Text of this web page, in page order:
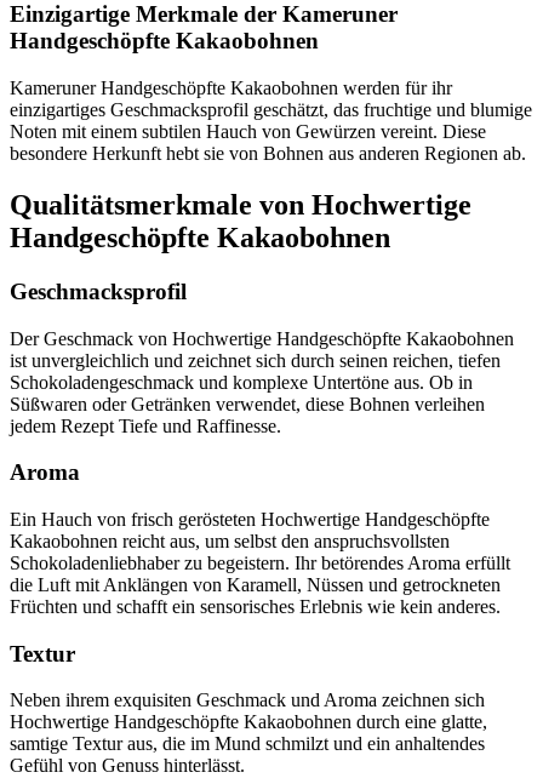
Einzigartige Merkmale der Kameruner
Handgeschöpfte Kakaobohnen
Kameruner Handgeschöpfte Kakaobohnen werden für ihr
einzigartiges Geschmacksprofil geschätzt, das fruchtige und blumige
Noten mit einem subtilen Hauch von Gewürzen vereint. Diese
besondere Herkunft hebt sie von Bohnen aus anderen Regionen ab.
Qualitätsmerkmale von Hochwertige
Handgeschöpfte Kakaobohnen
Geschmacksprofil
Der Geschmack von Hochwertige Handgeschöpfte Kakaobohnen
ist unvergleichlich und zeichnet sich durch seinen reichen, tiefen
Schokoladengeschmack und komplexe Untertöne aus. Ob in
Süßwaren oder Getränken verwendet, diese Bohnen verleihen
jedem Rezept Tiefe und Raffinesse.
Aroma
Ein Hauch von frisch gerösteten Hochwertige Handgeschöpfte
Kakaobohnen reicht aus, um selbst den anspruchsvollsten
Schokoladenliebhaber zu begeistern. Ihr betörendes Aroma erfüllt
die Luft mit Anklängen von Karamell, Nüssen und getrockneten
Früchten und schafft ein sensorisches Erlebnis wie kein anderes.
Textur
Neben ihrem exquisiten Geschmack und Aroma zeichnen sich
Hochwertige Handgeschöpfte Kakaobohnen durch eine glatte,
samtige Textur aus, die im Mund schmilzt und ein anhaltendes
Gefühl von Genuss hinterlässt.